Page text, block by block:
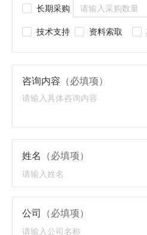
长期采购
技术支持
资料索取
咨询内容 （必填项）
姓名 （必填项）
公司 （必填项）